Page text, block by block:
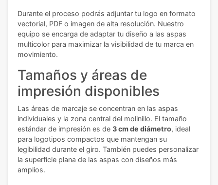
Durante el proceso podrás adjuntar tu logo en formato
vectorial, PDF o imagen de alta resolución. Nuestro
equipo se encarga de adaptar tu diseño a las aspas
multicolor para maximizar la visibilidad de tu marca en
movimiento.
Tamaños y áreas de
impresión disponibles
Las áreas de marcaje se concentran en las aspas
individuales y la zona central del molinillo. El tamaño
estándar de impresión es de 3 cm de diámetro, ideal
para logotipos compactos que mantengan su
legibilidad durante el giro. También puedes personalizar
la superficie plana de las aspas con diseños más
amplios.